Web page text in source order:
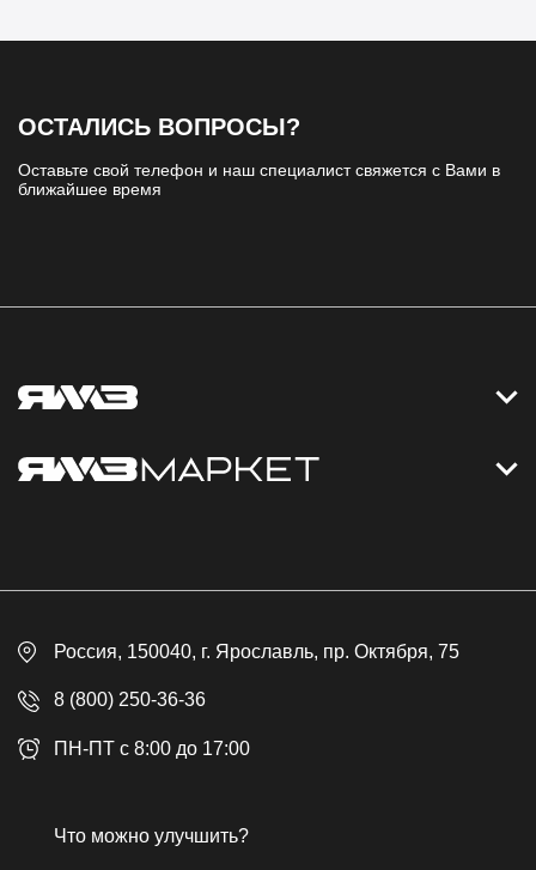
ОСТАЛИСЬ ВОПРОСЫ?
Оставьте свой телефон и наш специалист свяжется с Вами в
ближайшее время
Контакты
Доставка
Контакты
Гарантия
Публичная оферта
Россия, 150040, г. Ярославль, пр. Октября, 75
8 (800) 250-36-36
ПН-ПТ с 8:00 до 17:00
Что можно улучшить?